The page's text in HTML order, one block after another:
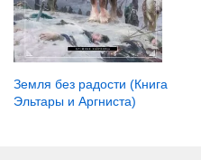
Земля без радости (Книга
Эльтары и Аргниста)